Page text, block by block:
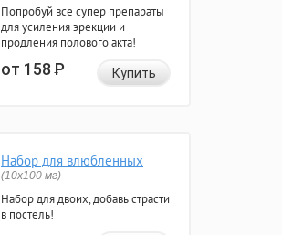
Попробуй все супер препараты
для усиления эрекции и
продления полового акта!
от 158Р Купить
Набор для влюбленных
(10х100 мг)
Набор для двоих, добавь страсти
в постель!